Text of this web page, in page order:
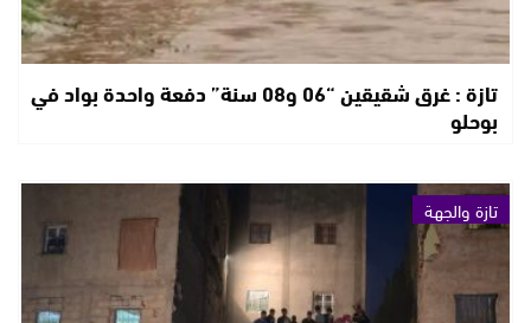
تازة : غرق شقيقين “06 و08 سنة” دفعة واحدة بواد في
بوحلو
تازة والجهة